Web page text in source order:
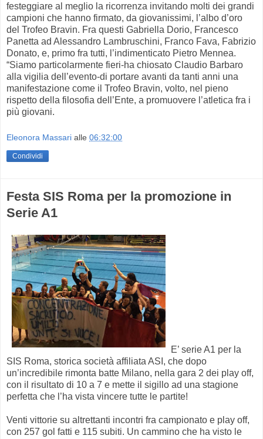
festeggiare al meglio la ricorrenza invitando molti dei grandi
campioni che hanno firmato, da giovanissimi, l’albo d’oro
del Trofeo Bravin. Fra questi Gabriella Dorio, Francesco
Panetta ad Alessandro Lambruschini, Franco Fava, Fabrizio
Donato, e, primo fra tutti, l’indimenticato Pietro Mennea.
“Siamo particolarmente fieri-ha chiosato Claudio Barbaro
alla vigilia dell’evento-di portare avanti da tanti anni una
manifestazione come il Trofeo Bravin, volto, nel pieno
rispetto della filosofia dell’Ente, a promuovere l’atletica fra i
più giovani.
Eleonora Massari alle 06:32:00
Condividi
Festa SIS Roma per la promozione in
Serie A1
E’ serie A1 per la
SIS Roma, storica società affiliata ASI, che dopo
un’incredibile rimonta batte Milano, nella gara 2 dei play off,
con il risultato di 10 a 7 e mette il sigillo ad una stagione
perfetta che l’ha vista vincere tutte le partite!
Venti vittorie su altrettanti incontri fra campionato e play off,
con 257 gol fatti e 115 subiti. Un cammino che ha visto le